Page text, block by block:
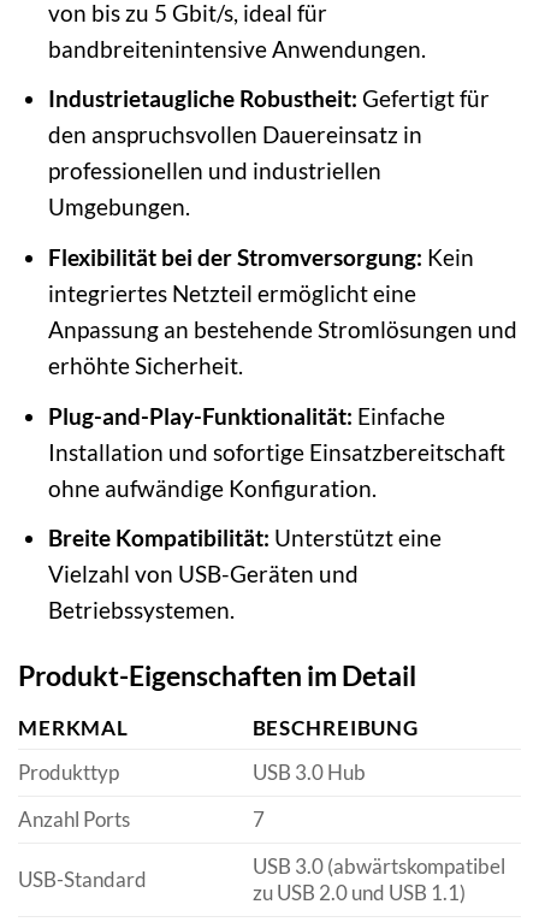
von bis zu 5 Gbit/s, ideal für
bandbreitenintensive Anwendungen.
Industrietaugliche Robustheit: Gefertigt für
den anspruchsvollen Dauereinsatz in
professionellen und industriellen
Umgebungen.
Flexibilität bei der Stromversorgung: Kein
integriertes Netzteil ermöglicht eine
Anpassung an bestehende Stromlösungen und
erhöhte Sicherheit.
Plug-and-Play-Funktionalität: Einfache
Installation und sofortige Einsatzbereitschaft
ohne aufwändige Konfiguration.
Breite Kompatibilität: Unterstützt eine
Vielzahl von USB-Geräten und
Betriebssystemen.
Produkt-Eigenschaften im Detail
MERKMAL
BESCHREIBUNG
Produkttyp
USB 3.0 Hub
Anzahl Ports
7
USB-Standard
USB 3.0 (abwärtskompatibel
zu USB 2.0 und USB 1.1)